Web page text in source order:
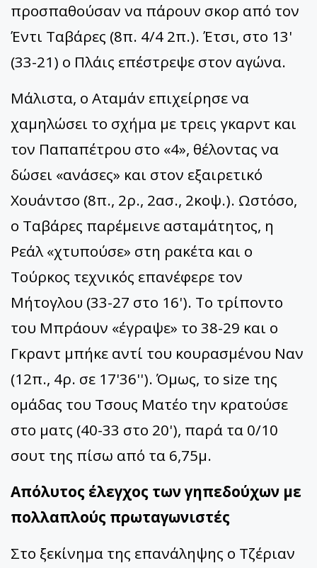
προσπαθούσαν να πάρουν σκορ από τον
Έντι Ταβάρες (8π. 4/4 2π.). Έτσι, στο 13'
(33-21) ο Πλάις επέστρεψε στον αγώνα.
Μάλιστα, ο Αταμάν επιχείρησε να
χαμηλώσει το σχήμα με τρεις γκαρντ και
τον Παπαπέτρου στο «4», θέλοντας να
δώσει «ανάσες» και στον εξαιρετικό
Χουάντσο (8π., 2ρ., 2ασ., 2κοψ.). Ωστόσο,
ο Ταβάρες παρέμεινε ασταμάτητος, η
Ρεάλ «χτυπούσε» στη ρακέτα και ο
Τούρκος τεχνικός επανέφερε τον
Μήτογλου (33-27 στο 16'). Το τρίποντο
του Μπράουν «έγραψε» το 38-29 και ο
Γκραντ μπήκε αντί του κουρασμένου Ναν
(12π., 4ρ. σε 17'36''). Όμως, το size της
ομάδας του Τσους Ματέο την κρατούσε
στο ματς (40-33 στο 20'), παρά τα 0/10
σουτ της πίσω από τα 6,75μ.
Απόλυτος έλεγχος των γηπεδούχων με
πολλαπλούς πρωταγωνιστές
Στο ξεκίνημα της επανάληψης ο Τζέριαν